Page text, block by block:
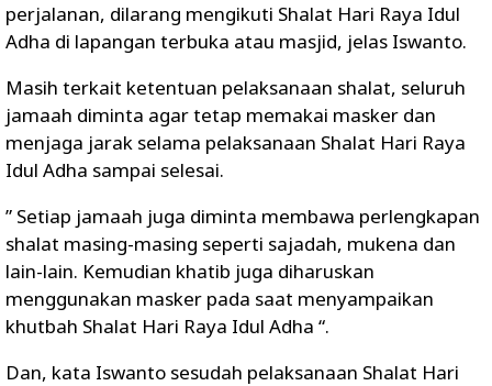
perjalanan, dilarang mengikuti Shalat Hari Raya Idul
Adha di lapangan terbuka atau masjid, jelas Iswanto.
Masih terkait ketentuan pelaksanaan shalat, seluruh
jamaah diminta agar tetap memakai masker dan
menjaga jarak selama pelaksanaan Shalat Hari Raya
Idul Adha sampai selesai.
” Setiap jamaah juga diminta membawa perlengkapan
shalat masing-masing seperti sajadah, mukena dan
lain-lain. Kemudian khatib juga diharuskan
menggunakan masker pada saat menyampaikan
khutbah Shalat Hari Raya Idul Adha “.
Dan, kata Iswanto sesudah pelaksanaan Shalat Hari